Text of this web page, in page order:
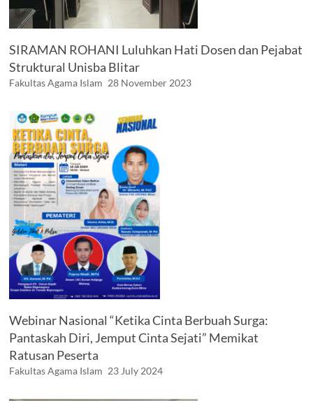
SIRAMAN ROHANI Luluhkan Hati Dosen dan Pejabat
Struktural Unisba Blitar
Fakultas Agama Islam 28 November 2023
Webinar Nasional “Ketika Cinta Berbuah Surga:
Pantaskah Diri, Jemput Cinta Sejati” Memikat
Ratusan Peserta
Fakultas Agama Islam 23 July 2024